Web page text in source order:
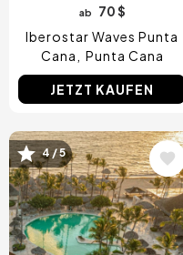
ab
70 $
Iberostar Waves Punta
Cana
Punta Cana
JETZT KAUFEN
Bild4 / 5